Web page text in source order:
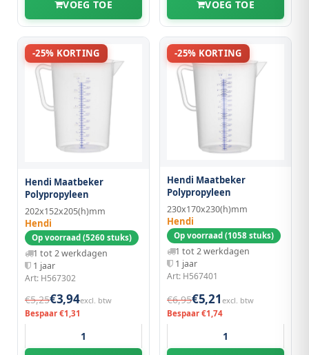
VOEG TOE VOEG TOE
-25% KORTING
Hendi Maatbeker
Polypropyleen
202x152x205(h)mm
Hendi
Op voorraad (5260 stuks)
1 tot 2 werkdagen
1 jaar
Art: H567302
€5,25€3,94excl. btw
Bespaar €1,31
-25% KORTING
Hendi Maatbeker
Polypropyleen
230x170x230(h)mm
Hendi
Op voorraad (1058 stuks)
1 tot 2 werkdagen
1 jaar
Art: H567401
€6,95€5,21 excl. btw
Bespaar €1,74